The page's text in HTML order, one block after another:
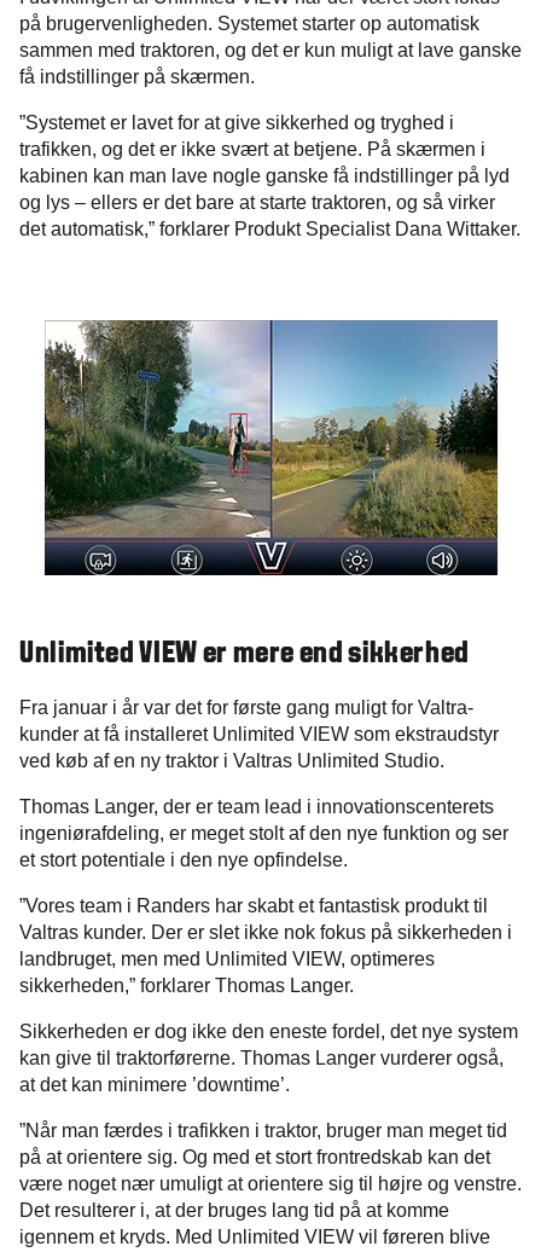
på brugervenligheden. Systemet starter op automatisk
sammen med traktoren, og det er kun muligt at lave ganske
få indstillinger på skærmen.
”Systemet er lavet for at give sikkerhed og tryghed i
trafikken, og det er ikke svært at betjene. På skærmen i
kabinen kan man lave nogle ganske få indstillinger på lyd
og lys – ellers er det bare at starte traktoren, og så virker
det automatisk,” forklarer Produkt Specialist Dana Wittaker.
Unlimited VIEW er mere end sikkerhed
Fra januar i år var det for første gang muligt for Valtra-
kunder at få installeret Unlimited VIEW som ekstraudstyr
ved køb af en ny traktor i Valtras Unlimited Studio.
Thomas Langer, der er team lead i innovationscenterets
ingeniørafdeling, er meget stolt af den nye funktion og ser
et stort potentiale i den nye opfindelse.
”Vores team i Randers har skabt et fantastisk produkt til
Valtras kunder. Der er slet ikke nok fokus på sikkerheden i
landbruget, men med Unlimited VIEW, optimeres
sikkerheden,” forklarer Thomas Langer.
Sikkerheden er dog ikke den eneste fordel, det nye system
kan give til traktorførerne. Thomas Langer vurderer også,
at det kan minimere ’downtime’.
”Når man færdes i trafikken i traktor, bruger man meget tid
på at orientere sig. Og med et stort frontredskab kan det
være noget nær umuligt at orientere sig til højre og venstre.
Det resulterer i, at der bruges lang tid på at komme
igennem et kryds. Med Unlimited VIEW vil føreren blive